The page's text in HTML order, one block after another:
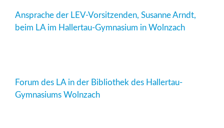
Ansprache der LEV-Vorsitzenden, Susanne Arndt,
beim LA im Hallertau-Gymnasium in Wolnzach
Forum des LA in der Bibliothek des Hallertau-
Gymnasiums Wolnzach